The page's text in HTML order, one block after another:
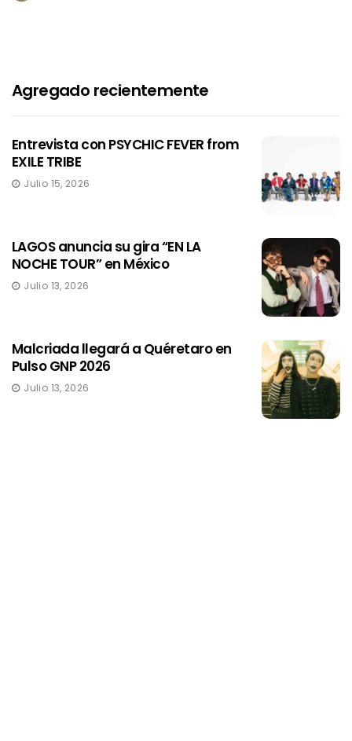
Agregado recientemente
Entrevista con PSYCHIC FEVER from
EXILE TRIBE
Julio 15, 2026
LAGOS anuncia su gira “EN LA
NOCHE TOUR” en México
Julio 13, 2026
Malcriada llegará a Quéretaro en
Pulso GNP 2026
Julio 13, 2026